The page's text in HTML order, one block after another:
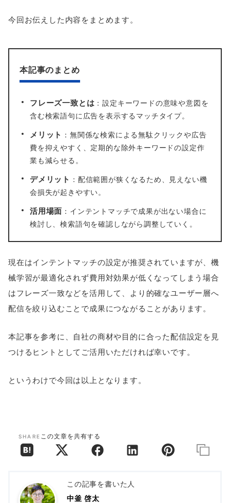
今回お伝えした内容をまとめます。
本記事のまとめ
フレーズ一致とは ：設定キーワードの意味や意図を
含む検索語句に広告を表示するマッチタイプ。
メリット
：無関係な検索による無駄クリックや広告
費を抑えやすく、定期的な除外キーワードの設定作
業も減らせる。
デメリット
：配信範囲が狭くなるため、見えない機
会損失が起きやすい。
活用場面 ：インテントマッチで成果が出ない場合に
検討し、検索語句を確認しながら調整していく。
現在はインテントマッチの設定が推奨されていますが、機
械学習が最適化されず費用対効果が低くなってしまう場合
はフレーズ一致などを活用して、より的確なユーザー層へ
配信を絞り込むことで成果につながることがあります。
本記事を参考に、自社の商材や目的に合った配信設定を見
つけるヒントとしてご活用いただければ幸いです。
というわけで今回は以上となります。
SHARE この文章を共有する
この記事を書いた人
中釜 啓太